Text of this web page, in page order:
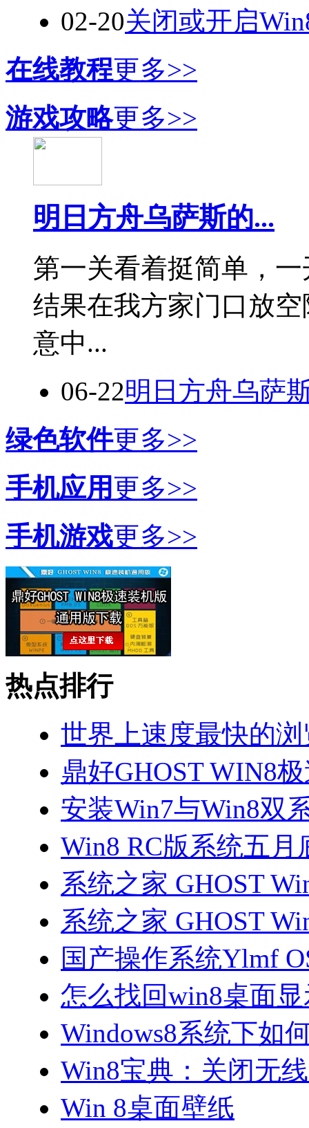
02-20关闭或开启
在线教程更多>>
游戏攻略更多>>
明日方舟乌萨斯的...
第一关看着挺简单，
结果在我方家门口放
意中...
06-22明日方舟乌萨
绿色软件更多>>
手机应用更多>>
手机游戏更多>>
热点排行
世界上速度最快的
鼎好GHOST WIN8
安装Win7与Win8双
Win8 RC版系统五月
系统之家 GHOST
系统之家 GHOST
国产操作系统Ylmf
怎么找回win8桌面
Windows8系统下如
Win8宝典：关闭无
Win 8桌面壁纸